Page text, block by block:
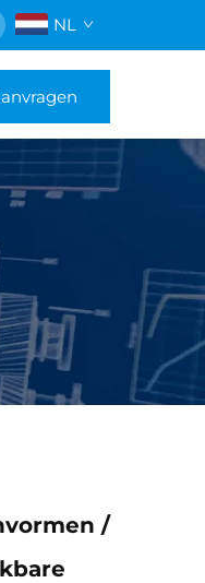
NL
/